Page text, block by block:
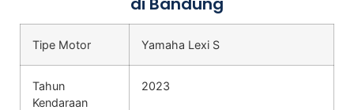
Tipe Motor Yamaha Lexi S
Tahun
Kendaraan
2023